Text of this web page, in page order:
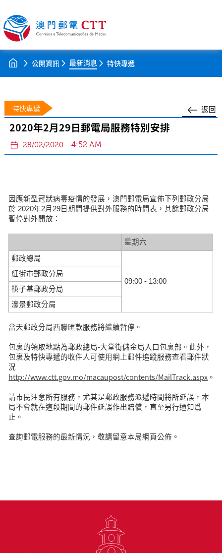
公開資訊 最新消息 特快專遞
返回
特快專遞
2020年2月29日郵電局服務特別安排
28/02/2020 4:52 AM
因應新型冠狀病毒疫情的發展，澳門郵電局宣佈下列郵政分局
於 2020年2月29日期間提供對外服務的時間表，其餘郵政分局
暫停對外開放：
星期六
郵政總局
09:00 - 13:00
紅街市郵政分局
筷子基郵政分局
濠景郵政分局
當天郵政分局西聯匯款服務將繼續暫停。
包裹的領取地點為郵政總局-大堂街儲金局入口包裹部。此外，
包裹及特快專遞的收件人可使用網上郵件追蹤服務查看郵件狀
況
http://www.ctt.gov.mo/macaupost/contents/MailTrack.aspx 。
請市民注意所有服務，尤其是郵政服務派遞時間將所延誤，本
局不會就在這段期間的郵件延誤作出賠償，直至另行通知爲
止。
查詢郵電服務的最新情況，敬請留意本局網頁公佈。